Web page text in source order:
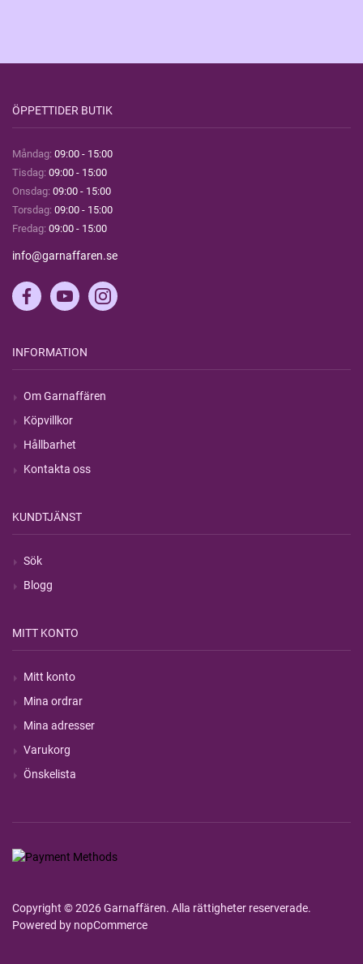
ÖPPETTIDER BUTIK
Måndag: 09:00 - 15:00
Tisdag: 09:00 - 15:00
Onsdag: 09:00 - 15:00
Torsdag: 09:00 - 15:00
Fredag: 09:00 - 15:00
info@garnaffaren.se
INFORMATION
Om Garnaffären
Köpvillkor
Hållbarhet
Kontakta oss
KUNDTJÄNST
Sök
Blogg
MITT KONTO
Mitt konto
Mina ordrar
Mina adresser
Varukorg
Önskelista
Copyright © 2026 Garnaffären. Alla rättigheter reserverade.
Powered by nopCommerce